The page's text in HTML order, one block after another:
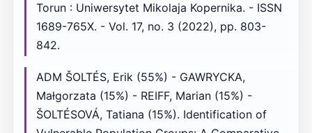
Torun : Uniwersytet Mikolaja Kopernika. - ISSN
1689-765X. - Vol. 17, no. 3 (2022), pp. 803-
842.
ADM ŠOLTÉS, Erik (55%) - GAWRYCKA,
Małgorzata (15%) - REIFF, Marian (15%) -
ŠOLTÉSOVÁ, Tatiana (15%). Identification of